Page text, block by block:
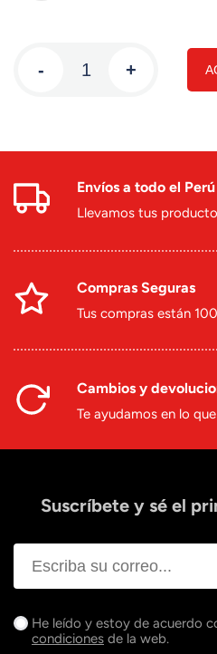
- +
Envíos a todo el Perú
Llevamos tus
Compras Seguras
Tus compras están
Cambios y
Te ayudamos en lo
Suscríbete y sé el
He leído y estoy de acuerdo
condiciones de la web.